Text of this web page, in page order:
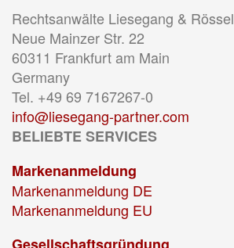
Rechtsanwälte Liesegang & Rössel
Neue Mainzer Str. 22
60311 Frankfurt am Main
Germany
Tel. +49 69 7167267-0
info@liesegang-partner.com
BELIEBTE SERVICES
Markenanmeldung
Markenanmeldung DE
Markenanmeldung EU